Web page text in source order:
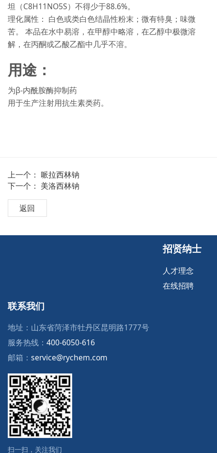
坦（C8H11NO5S）不得少于88.6%。
理化属性： 白色或类白色结晶性粉末；微有特臭；味微
苦。 本品在水中易溶，在甲醇中略溶，在乙醇中极微溶
解，在丙酮或乙酸乙酯中几乎不溶。
用途：
为β-内酰胺酶抑制药
用于生产注射用抗生素类药。
上一个： 哌拉西林钠
下一个： 美洛西林钠
返回
招贤纳士
人才理念
在线招聘
联系我们
地址：山东省菏泽市牡丹区昆明路1777号
服务热线： 400-6050-616
邮箱： service@rychem.com
扫一扫，关注我们